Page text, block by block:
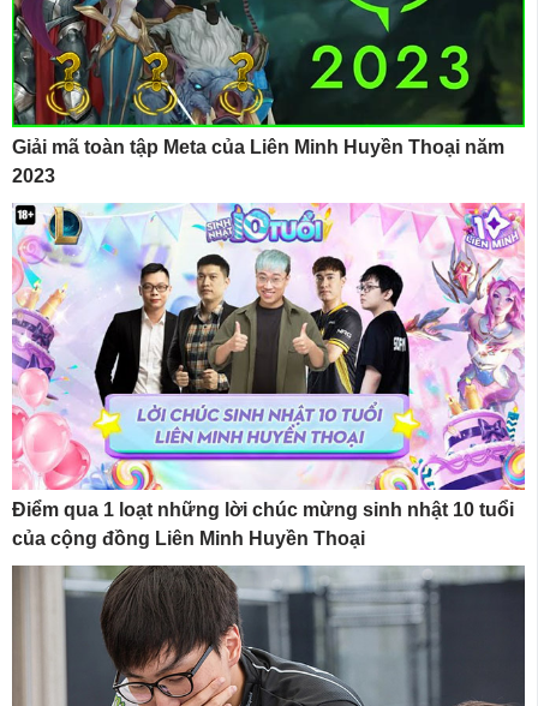
Giải mã toàn tập Meta của Liên Minh Huyền Thoại năm
2023
Điểm qua 1 loạt những lời chúc mừng sinh nhật 10 tuổi
của cộng đồng Liên Minh Huyền Thoại